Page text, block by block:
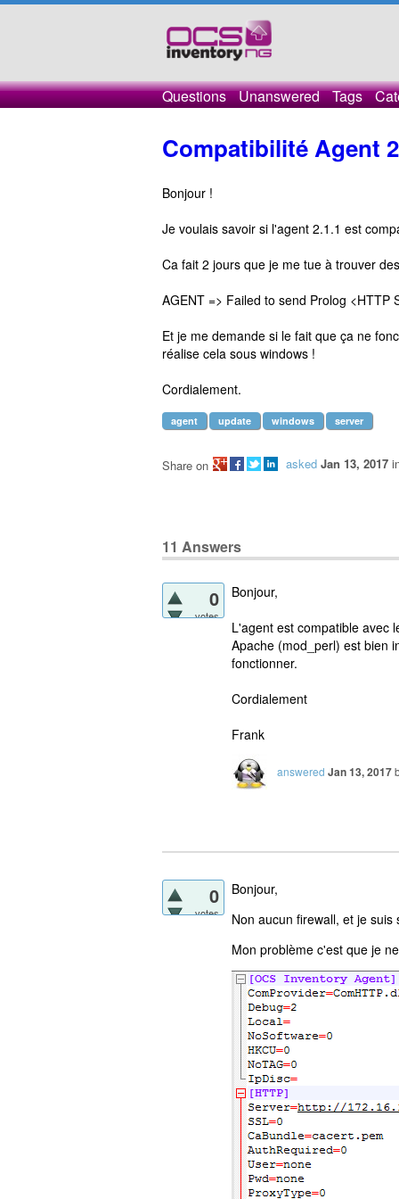
Questions Unanswered Tags
Compatibilité Agent
Bonjour !
Je voulais savoir si l'agent 2.1.1 est
Ca fait 2 jours que je me tue à trouver
AGENT => Failed to send Prolog <HTTP
Et je me demande si le fait que ça ne
réalise cela sous windows !
Cordialement.
agent update windows server
asked Jan 13, 2017
Share on
11 Answers
0
votes
Bonjour,
L'agent est compatible avec
Apache (mod_perl) est bien
fonctionner.
Cordialement
Frank
answered Jan 13, 2017
0
votes
Bonjour,
Non aucun firewall, et je
Mon problème c'est que je